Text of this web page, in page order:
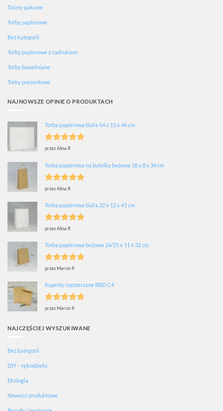
Taśmy pakowe
Torby papierowe
Bez kategorii
Torby papierowe z nadrukiem
Torby bawełniane
Torby prezentowe
NAJNOWSZE OPINIE O PRODUKTACH
Torba papierowa biała 54 x 15 x 46 cm
Oceniono
przez Alina R
Torba papierowa na butelkę beżowa 18 x 8 x 34 cm
Oceniono
przez Alina R
Torba papierowa biała 32 x 12 x 41 cm
Oceniono
przez Alina R
Torba papierowa beżowa 24/25 x 11 x 32 cm
Oceniono
przez Marcin P.
Koperty rozszerzane RBD C4
Oceniono
przez Marcin P.
NAJCZĘŚCIEJ WYSZUKIWANE
Bez kategorii
DIY – rękodzieło
Ekologia
Nowości produktowe